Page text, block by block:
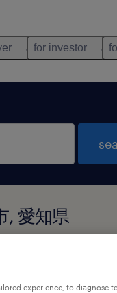
for investor
, 愛知県
experience, to diagnose